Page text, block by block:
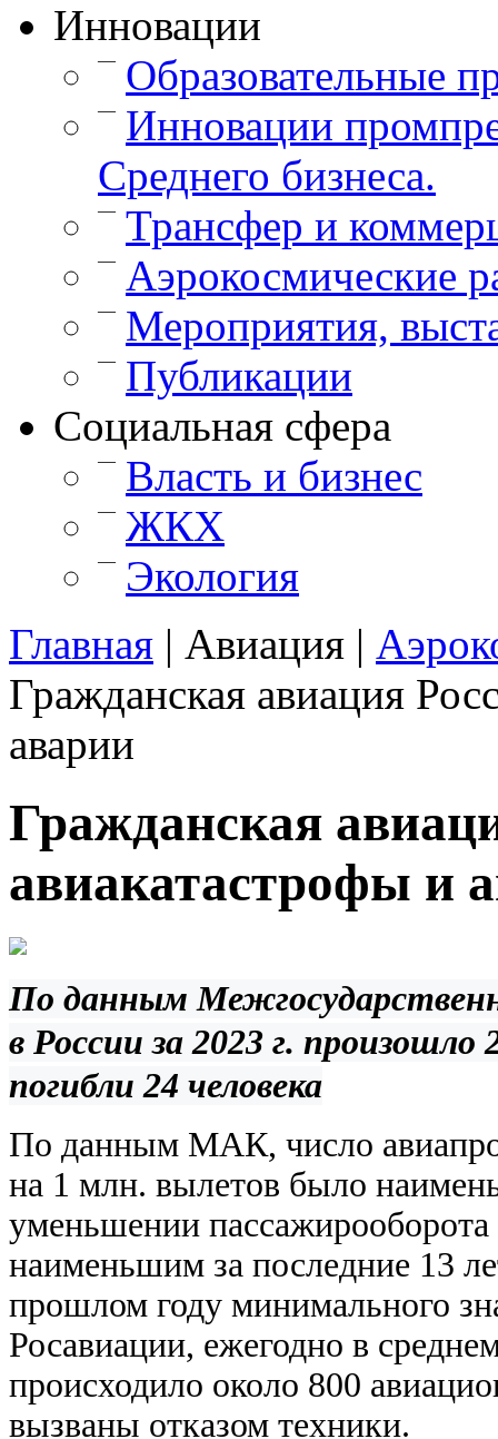
Инновации
— Образовательные
— Инновации
Среднего бизнеса.
— Трансфер и
— Аэрокосмические
— Мероприятия,
— Публикации
Cоциальная сфера
— Власть и бизнес
— ЖКХ
—
Экология
Главная | Авиация |
Гражданская авиация
аварии
Гражданская
авиакатастрофы и
По данным
в России за 2023 г.
погибли 24 человека
По данным МАК, число
на 1 млн. вылетов было
уменьшении пассажирооборота
наименьшим за последние 13
прошлом году минимального
Росавиации, ежегодно в
происходило около 800
вызваны отказом техники.